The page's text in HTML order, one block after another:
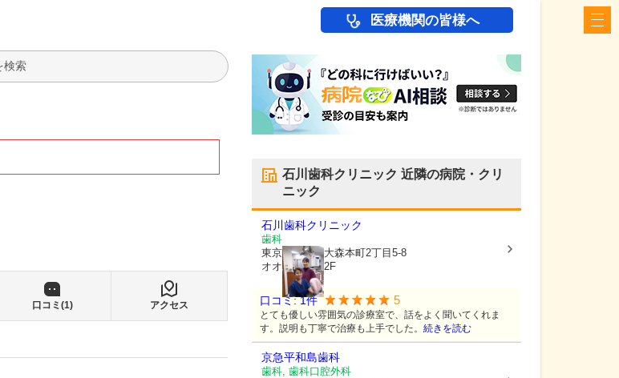
医療機関の皆様へ
検索
口コミ(1) アクセス
石川歯科クリニック 近隣の病院・クリ
ニック
石川歯科クリニック
歯科
東京都大田区大森本町2丁目5-8
オオタカビル2F
口コミ:1件 5
とても優しい雰囲気の診療室で、話をよく聞いてくれま
す。説明も丁寧で治療も上手でした。 続きを読む
京急平和島歯科
歯科, 歯科口腔外科